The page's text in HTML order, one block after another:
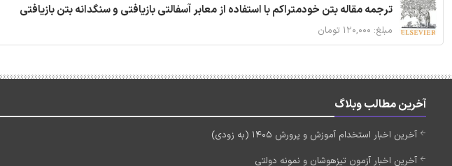
ترجمه مقاله بتن خودمتراکم با استفاده از معابر آسفالتی بازیافتی و سنگدانه بتن بازیافتی
مبلغ: ۱۲۰,۰۰۰ تومان
آخرین مطالب وبلاگ
آخرین اخبار استخدام آموزش و پرورش 1405 (به زودی)
آخرین اخبار آزمون تیزهوشان و نمونه دولتی